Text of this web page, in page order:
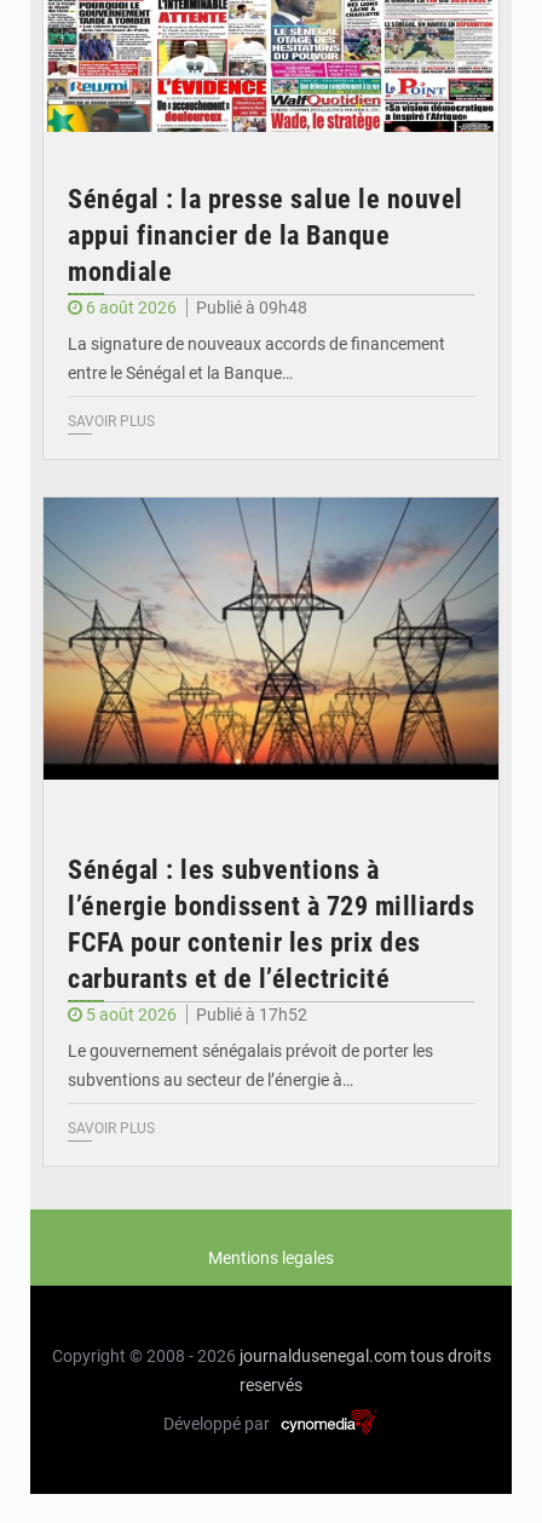
Sénégal : la presse salue le nouvel
appui financier de la Banque
mondiale
6 août 2026
Publié à 09h48
La signature de nouveaux accords de financement
entre le Sénégal et la Banque…
SAVOIR PLUS
Sénégal : les subventions à
l’énergie bondissent à 729 milliards
FCFA pour contenir les prix des
carburants et de l’électricité
5 août 2026
Publié à 17h52
Le gouvernement sénégalais prévoit de porter les
subventions au secteur de l’énergie à…
SAVOIR PLUS
Mentions legales
Copyright © 2008 - 2026 journaldusenegal.com tous droits
reservés
Développé par